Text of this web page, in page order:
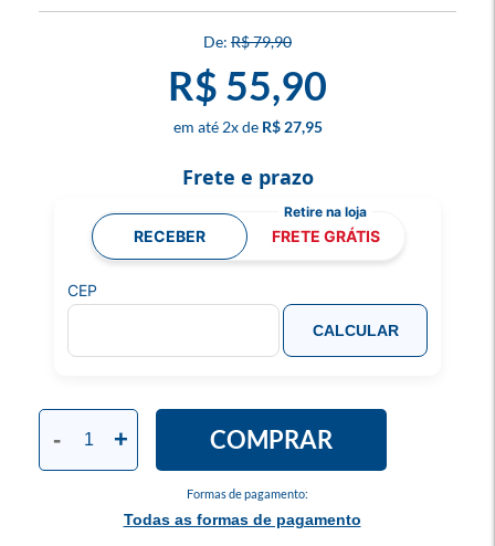
R$ 79,90
R$ 55,90
2x R$ 27,95
Formas de pagamento:
Todas as formas de pagamento
- + COMPRAR
Frete e prazo
RECEBER FRETE GRÁTIS
CEP
CALCULAR